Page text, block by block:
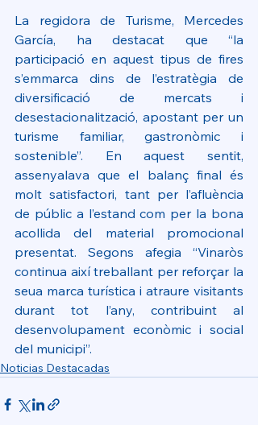
La regidora de Turisme, Mercedes
García, ha destacat que “la
participació en aquest tipus de fires
s’emmarca dins de l’estratègia de
diversificació de mercats i
desestacionalització, apostant per un
turisme familiar, gastronòmic i
sostenible”. En aquest sentit,
assenyalava que el balanç final és
molt satisfactori, tant per l’afluència
de públic a l’estand com per la bona
acollida del material promocional
presentat. Segons afegia “Vinaròs
continua així treballant per reforçar la
seua marca turística i atraure visitants
durant tot l’any, contribuint al
desenvolupament econòmic i social
del municipi”.
Noticias Destacadas